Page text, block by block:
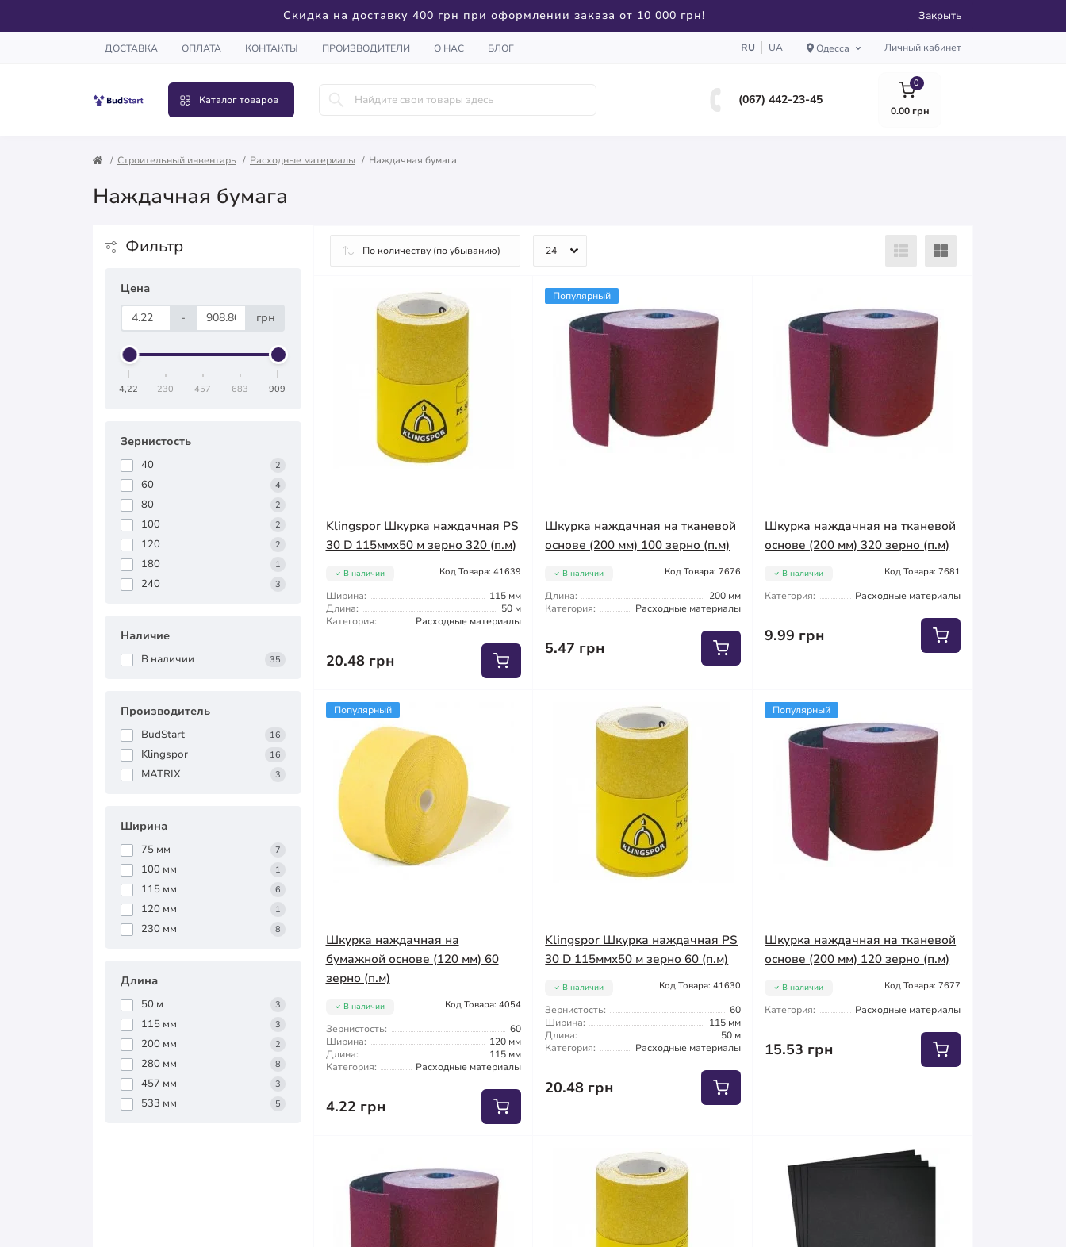
Скидка на доставку 400 грн при оформлении заказа от 10 000 грн! Закрыть
ДОСТАВКА ОПЛАТА КОНТАКТЫ ПРОИЗВОДИТЕЛИ О НАС БЛОГ RU UA Одесса Личный кабинет
Каталог товаров (067) 442-23-45
0
0.00 грн
Строительный инвентарь Расходные материалы Наждачная бумага
Наждачная бумага
Фильтр
Цена
-
грн
4,22 230 457 683 909
Зернистость
40 2
60 4
80 2
100 2
120 2
180 1
240 3
Наличие
В наличии 35
Производитель
BudStart 16
Klingspor 16
MATRIX 3
Ширина
75 мм 7
100 мм 1
115 мм 6
120 мм 1
230 мм 8
Длина
50 м 3
115 мм 3
200 мм 2
280 мм 8
457 мм 3
533 мм 5
Klingspor Шкурка наждачная PS
30 D 115ммx50 м зерно 320 (п.м)
В наличии Код Товара: 41639
Ширина:
115 мм
Длина:
50 м
Категория:
Расходные материалы
20.48 грн
Популярный
Шкурка наждачная на тканевой
основе (200 мм) 100 зерно (п.м)
В наличии Код Товара: 7676
Длина:
200 мм
Категория:
Расходные материалы
5.47 грн
Шкурка наждачная на тканевой
основе (200 мм) 320 зерно (п.м)
В наличии Код Товара: 7681
Категория: Расходные материалы
9.99 грн
Популярный
Шкурка наждачная на
бумажной основе (120 мм) 60
зерно (п.м)
В наличии Код Товара: 4054
Зернистость:
60
Ширина:
120 мм
Длина:
115 мм
Категория:
Расходные материалы
4.22 грн
Klingspor Шкурка наждачная PS
30 D 115ммx50 м зерно 60 (п.м)
В наличии Код Товара: 41630
Зернистость:
60
Ширина:
115 мм
Длина:
50 м
Категория:
Расходные материалы
20.48 грн
Популярный
Шкурка наждачная на тканевой
основе (200 мм) 120 зерно (п.м)
В наличии Код Товара: 7677
Категория: Расходные материалы
15.53 грн